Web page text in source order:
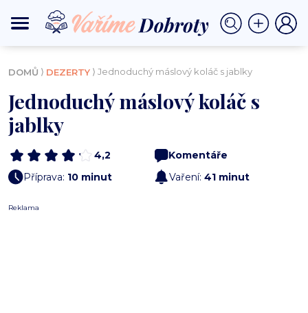
DOMŮ ⟩ DEZERTY ⟩ Jednoduchý máslový koláč s jablky
Jednoduchý máslový koláč s
jablky
4,2
Komentáře
Příprava: 10 minut Vaření: 41 minut
Reklama